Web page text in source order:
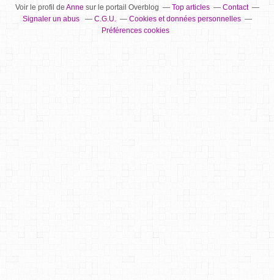
Voir le profil de Annesur le portail Overblog Top articles
Contact
Signaler un abus
C.G.U.
Cookies et données personnelles
Préférences cookies